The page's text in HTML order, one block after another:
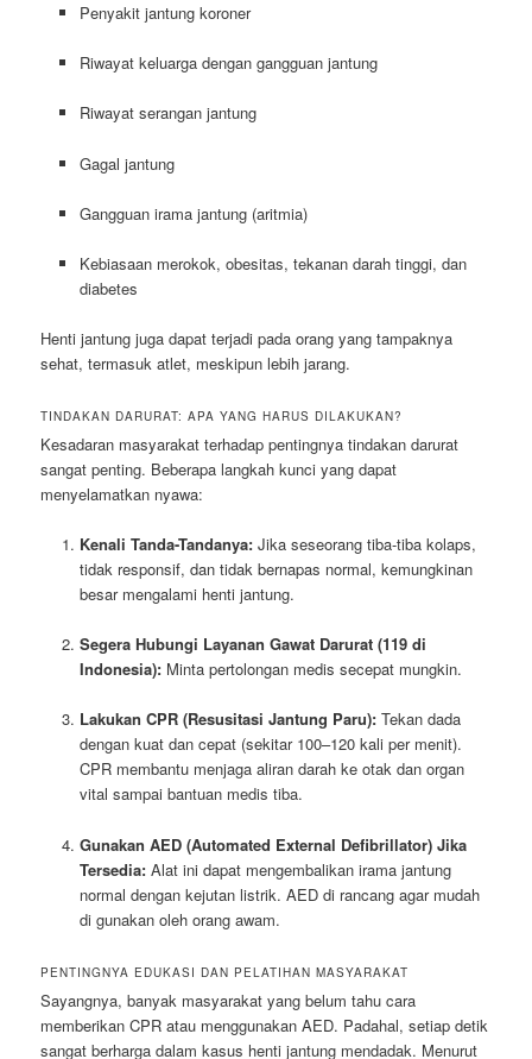
Penyakit jantung koroner
Riwayat keluarga dengan gangguan jantung
Riwayat serangan jantung
Gagal jantung
Gangguan irama jantung (aritmia)
Kebiasaan merokok, obesitas, tekanan darah tinggi, dan
diabetes
Henti jantung juga dapat terjadi pada orang yang tampaknya
sehat, termasuk atlet, meskipun lebih jarang.
TINDAKAN DARURAT: APA YANG HARUS DILAKUKAN?
Kesadaran masyarakat terhadap pentingnya tindakan darurat
sangat penting. Beberapa langkah kunci yang dapat
menyelamatkan nyawa:
Kenali Tanda-Tandanya:Jika seseorang tiba-tiba kolaps,
tidak responsif, dan tidak bernapas normal, kemungkinan
besar mengalami henti jantung.
Segera Hubungi Layanan Gawat Darurat (119 di
Indonesia):Minta pertolongan medis secepat mungkin.
Lakukan CPR (Resusitasi Jantung Paru):Tekan dada
dengan kuat dan cepat (sekitar 100–120 kali per menit).
CPR membantu menjaga aliran darah ke otak dan organ
vital sampai bantuan medis tiba.
Gunakan AED (Automated External Defibrillator) Jika
Tersedia:Alat ini dapat mengembalikan irama jantung
normal dengan kejutan listrik. AED di rancang agar mudah
di gunakan oleh orang awam.
PENTINGNYA EDUKASI DAN PELATIHAN MASYARAKAT
Sayangnya, banyak masyarakat yang belum tahu cara
memberikan CPR atau menggunakan AED. Padahal, setiap detik
sangat berharga dalam kasus henti jantung mendadak. Menurut